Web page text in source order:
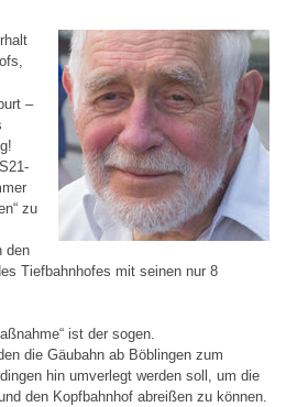
–
zu
den
Tiefbahnhofes mit seinen nur 8
ist der sogen.
die Gäubahn ab Böblingen zum
hin umverlegt werden soll, um die
den Kopfbahnhof abreißen zu können.